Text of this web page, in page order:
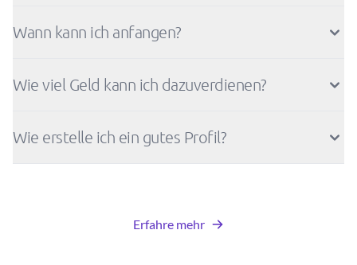
Wann kann ich anfangen?
Wie viel Geld kann ich dazuverdienen?
Wie erstelle ich ein gutes Profil?
Erfahre mehr